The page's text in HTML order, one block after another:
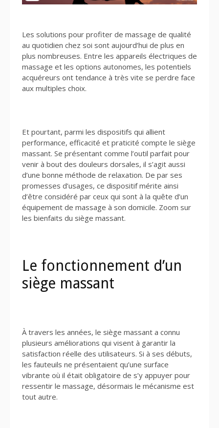
Les solutions pour profiter de massage de qualité
au quotidien chez soi sont aujourd’hui de plus en
plus nombreuses. Entre les appareils électriques de
massage et les options autonomes, les potentiels
acquéreurs ont tendance à très vite se perdre face
aux multiples choix.
Et pourtant, parmi les dispositifs qui allient
performance, efficacité et praticité compte le siège
massant. Se présentant comme l’outil parfait pour
venir à bout des douleurs dorsales, il s’agit aussi
d’une bonne méthode de relaxation. De par ses
promesses d’usages, ce dispositif mérite ainsi
d’être considéré par ceux qui sont à la quête d’un
équipement de massage à son domicile. Zoom sur
les bienfaits du siège massant.
Le fonctionnement d’un
siège massant
À travers les années, le siège massant a connu
plusieurs améliorations qui visent à garantir la
satisfaction réelle des utilisateurs. Si à ses débuts,
les fauteuils ne présentaient qu’une surface
vibrante où il était obligatoire de s’y appuyer pour
ressentir le massage, désormais le mécanisme est
tout autre.